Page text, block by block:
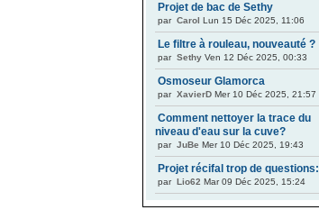
Projet de bac de Sethy
par Carol Lun 15 Déc 2025, 11:06
Le filtre à rouleau, nouveauté ?
par Sethy Ven 12 Déc 2025, 00:33
Osmoseur Glamorca
par XavierD Mer 10 Déc 2025, 21:57
Comment nettoyer la trace du
niveau d'eau sur la cuve?
par JuBe Mer 10 Déc 2025, 19:43
Projet récifal trop de questions:
par Lio62 Mar 09 Déc 2025, 15:24